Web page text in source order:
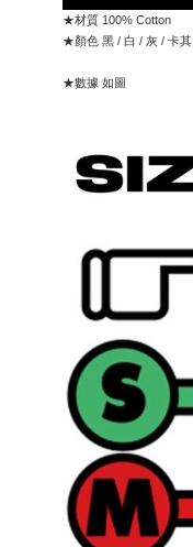
★材質 100% Cotton
★顏色 黑 / 白 / 灰 / 卡其
★數據 如圖